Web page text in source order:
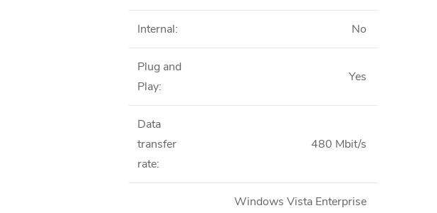
Internal: No
Plug and
Play:
Yes
Data
transfer
rate:
480 Mbit/s
Windows Vista Enterprise